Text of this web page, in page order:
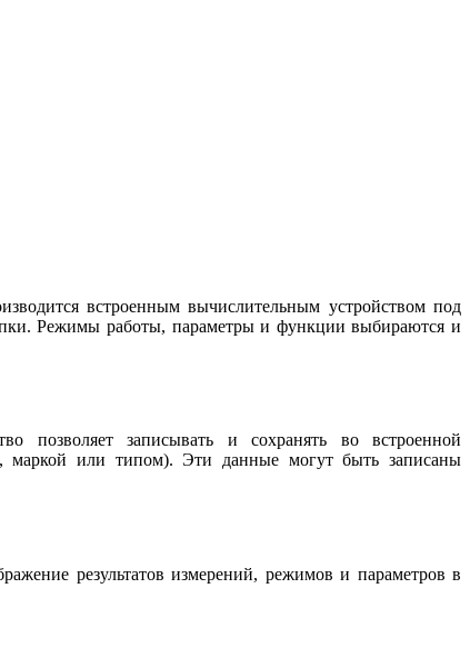
встроенным вычислительным устройством под
Режимы работы, параметры и функции выбираются и
позволяет записывать и сохранять во встроенной
маркой или типом). Эти данные могут быть записаны
результатов измерений, режимов и параметров в